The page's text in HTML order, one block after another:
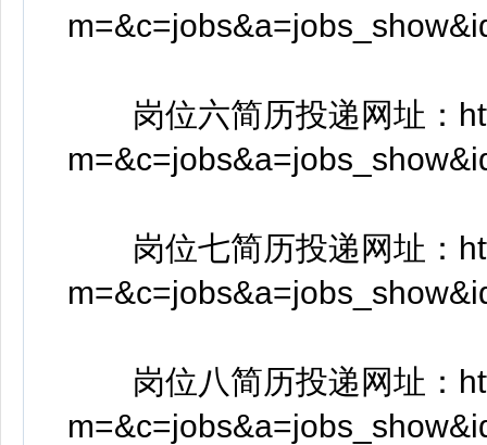
岗位六简历投递网址：
岗位七简历投递网址：
岗位八简历投递网址：